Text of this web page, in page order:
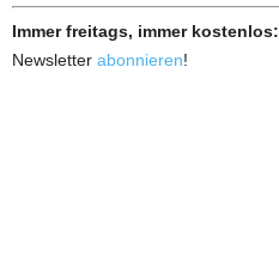
Immer freitags, immer kostenlos:
Newsletter abonnieren!